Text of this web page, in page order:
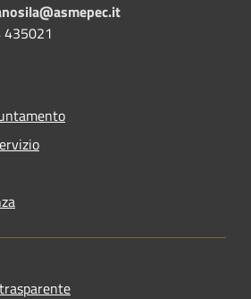
435021